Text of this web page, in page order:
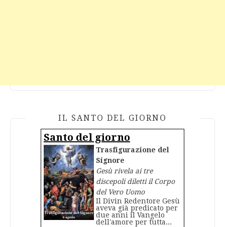
IL SANTO DEL GIORNO
Santo del giorno
Trasfigurazione del
Signore
Gesù rivela ai tre
discepoli diletti il Corpo
del Vero Uomo
Il Divin Redentore Gesù
aveva già predicato per
due anni il Vangelo
dell'amore per tutta...